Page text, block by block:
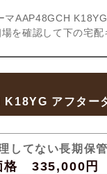
マAAP48GCH
を確認して下の宅
アフター
してない長期保
格 335,000円